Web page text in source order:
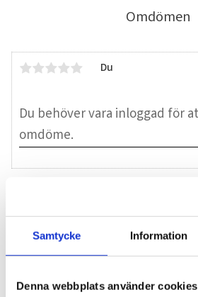
Samtycke Information
Denna webbplats använder cookies
Omdömen
Du
Blogg